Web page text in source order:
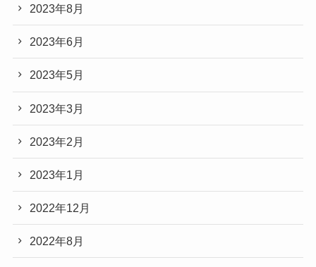
2023年8月
2023年6月
2023年5月
2023年3月
2023年2月
2023年1月
2022年12月
2022年8月